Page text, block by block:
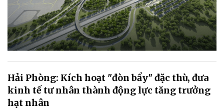
Hải Phòng: Kích hoạt "đòn bẩy" đặc thù, đưa
kinh tế tư nhân thành động lực tăng trưởng
hạt nhân